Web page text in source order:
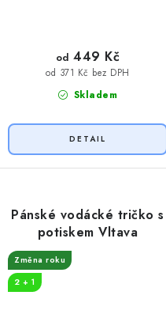
Skladem
od 371 Kč bez DPH
od 449 Kč
Pánské vodácké tričko s
potiskem Vltava
Změna roku
2 + 1